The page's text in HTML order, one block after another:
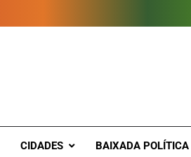
CIDADES BAIXADA POLÍTICA